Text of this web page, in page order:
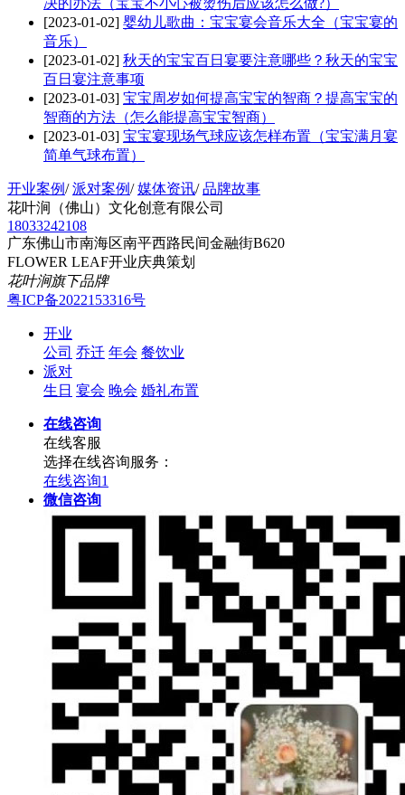
[2023-01-02] 婴幼儿歌曲：宝宝宴会音乐大全（宝宝宴的
音乐）
[2023-01-02] 秋天的宝宝百日宴要注意哪些？秋天的宝宝
百日宴注意事项
[2023-01-03] 宝宝周岁如何提高宝宝的智商？提高宝宝的
智商的方法（怎么能提高宝宝智商）
[2023-01-03] 宝宝宴现场气球应该怎样布置（宝宝满月宴
简单气球布置）
开业案例/ 派对案例/ 媒体资讯/ 品牌故事
花叶涧（佛山）文化创意有限公司
18033242108
广东佛山市南海区南平西路民间金融街B620
FLOWER LEAF开业庆典策划
花叶涧旗下品牌
粤ICP备2022153316号
开业
公司 乔迁 年会 餐饮业
派对
生日 宴会 晚会 婚礼布置
在线咨询
在线客服
选择在线咨询服务：
在线咨询1
微信咨询